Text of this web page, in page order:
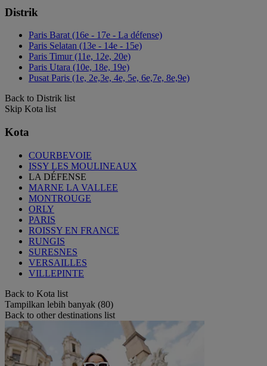
Distrik
Paris Barat (16e - 17e - La défense)
Paris Selatan (13e - 14e - 15e)
Paris Timur (11e, 12e, 20e)
Paris Utara (10e, 18e, 19e)
Pusat Paris (1e, 2e,3e, 4e, 5e, 6e,7e, 8e,9e)
Back to Distrik list
Skip Kota list
Kota
COURBEVOIE
ISSY LES MOULINEAUX
LA DÉFENSE
MARNE LA VALLEE
MONTROUGE
ORLY
PARIS
ROISSY EN FRANCE
RUNGIS
SURESNES
VERSAILLES
VILLEPINTE
Back to Kota list
Tampilkan lebih banyak (80)
Back to other destinations list